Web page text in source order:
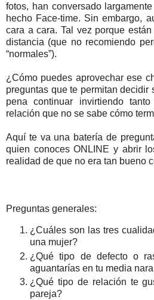
fotos, han conversado
hecho Face-time. Sin embargo,
cara a cara. Tal vez porque
distancia (que no recomiendo
“normales”).
¿Cómo puedes aprovechar ese
preguntas que te permitan decidir
pena continuar invirtiendo
relación que no se sabe cómo
Aquí te va una batería de
quien conoces ONLINE y abrir
realidad de que no era tan bueno
Preguntas generales:
¿Cuáles son las tres
una mujer?
¿Qué tipo de defecto o
aguantarías en tu media
¿Qué tipo de relación te
pareja?